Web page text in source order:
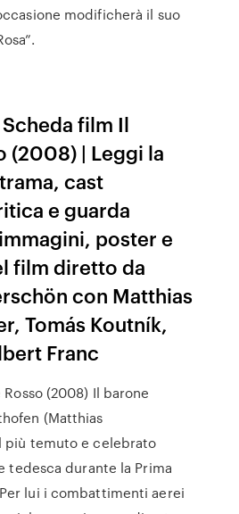
modificherà il suo
film Il
(2008) | Leggi la
cast
e guarda
poster e
film diretto da
con Matthias
Tomás Koutník,
Franc
(2008) Il barone
(Matthias
più temuto e celebrato
tedesca durante la Prima
lui i combattimenti aerei